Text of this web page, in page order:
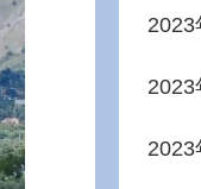
2023
2023
2023